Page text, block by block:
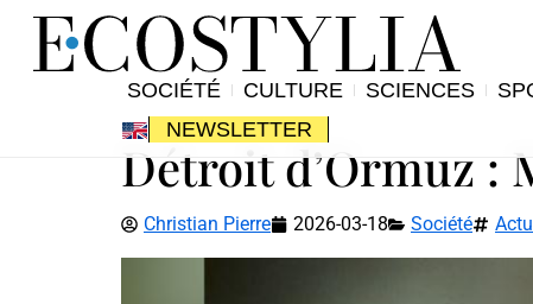
SOCIÉTÉ CULTURE SCIENCES
NEWSLETTER
Détroit d’Ormuz :
Christian Pierre 2026-03-18 Société